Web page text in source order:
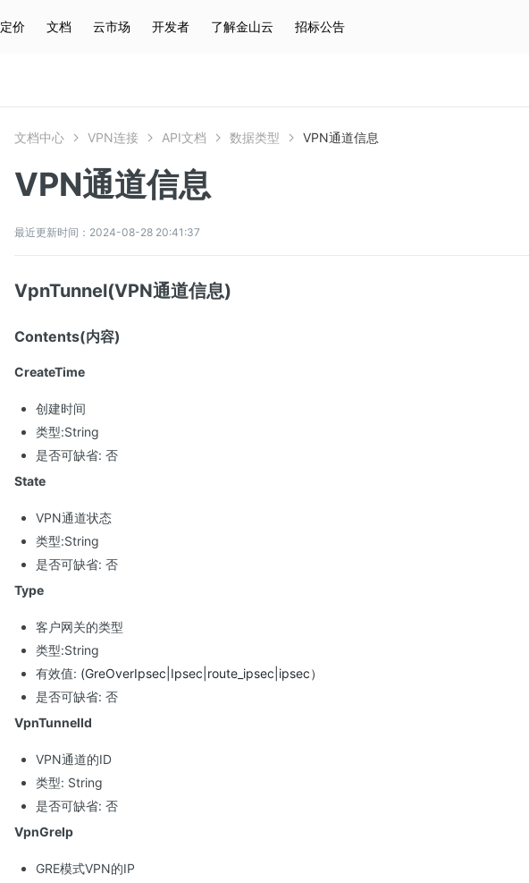
定价 文档 云市场 开发者 了解金山云 招标公告
文档中心 VPN连接 API文档 数据类型 VPN通道信息
VPN通道信息
最近更新时间：2024-08-28 20:41:37
VpnTunnel(VPN通道信息)
Contents(内容)
CreateTime
创建时间
类型:String
是否可缺省: 否
State
VPN通道状态
类型:String
是否可缺省: 否
Type
客户网关的类型
类型:String
有效值: (GreOverIpsec|Ipsec|route_ipsec|ipsec）
是否可缺省: 否
VpnTunnelId
VPN通道的ID
类型: String
是否可缺省: 否
VpnGreIp
GRE模式VPN的IP